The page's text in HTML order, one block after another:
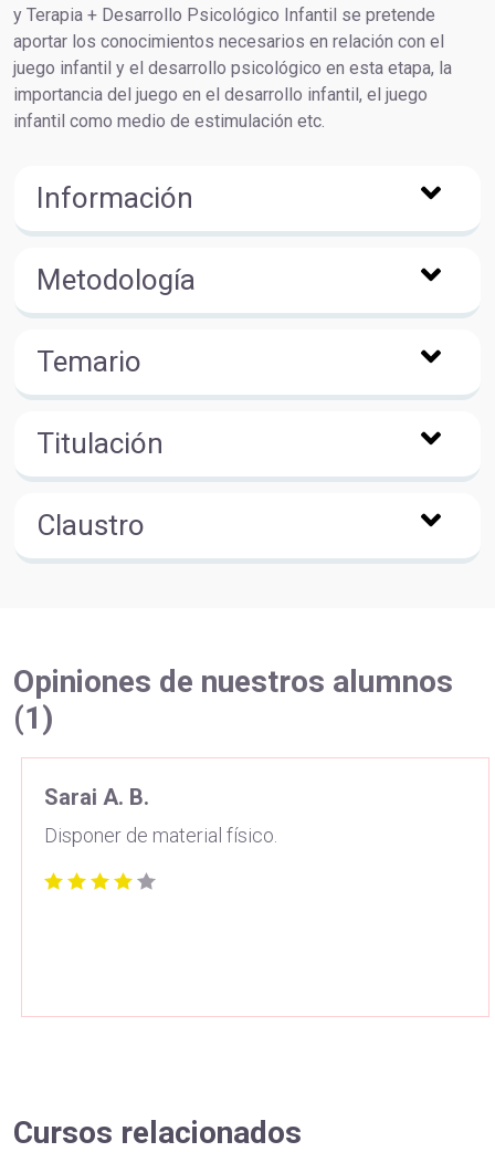
y Terapia + Desarrollo Psicológico Infantil se pretende
aportar los conocimientos necesarios en relación con el
juego infantil y el desarrollo psicológico en esta etapa, la
importancia del juego en el desarrollo infantil, el juego
infantil como medio de estimulación etc.
Información
Metodología
Temario
Titulación
Claustro
Opiniones de nuestros alumnos
(1)
Sarai A. B.
Disponer de material físico.
Cursos relacionados